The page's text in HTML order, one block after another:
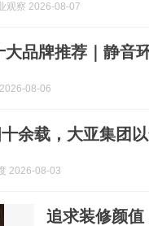
观察 2026-08-07
大品牌推荐｜静音
08-06
余载，大亚集团
2026-08-03
追求装修颜